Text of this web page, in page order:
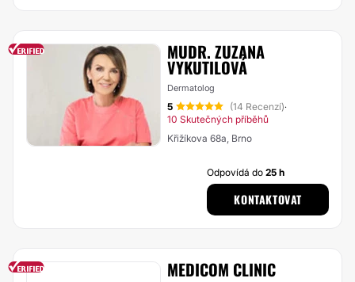
MUDR. ZUZANA
VYKUTILOVÁ
Dermatolog
5 (14 Recenzí)·
10 Skutečných příběhů
Křižíkova 68a, Brno
Odpovídá do25 h
KONTAKTOVAT
MEDICOM CLINIC